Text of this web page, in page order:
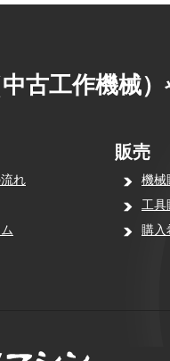
古工作機械）
れ
販売
機械
工具
購入